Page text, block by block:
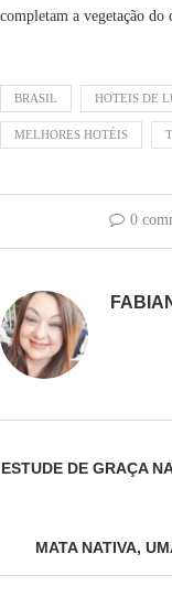
completam a vegetação do
BRASIL HOTEIS DE
MELHORES HOTÉIS
0
ESTUDE DE GRAÇA
MATA NATIVA,